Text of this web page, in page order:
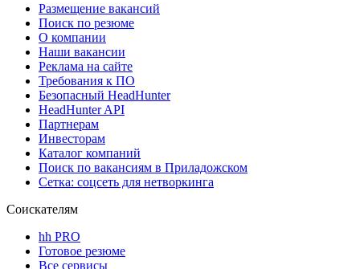
Размещение вакансий
Поиск по резюме
О компании
Наши вакансии
Реклама на сайте
Требования к ПО
Безопасный HeadHunter
HeadHunter API
Партнерам
Инвесторам
Каталог компаний
Поиск по вакансиям в Приладожском
Сетка: соцсеть для нетворкинга
Соискателям
hh PRO
Готовое резюме
Все сервисы